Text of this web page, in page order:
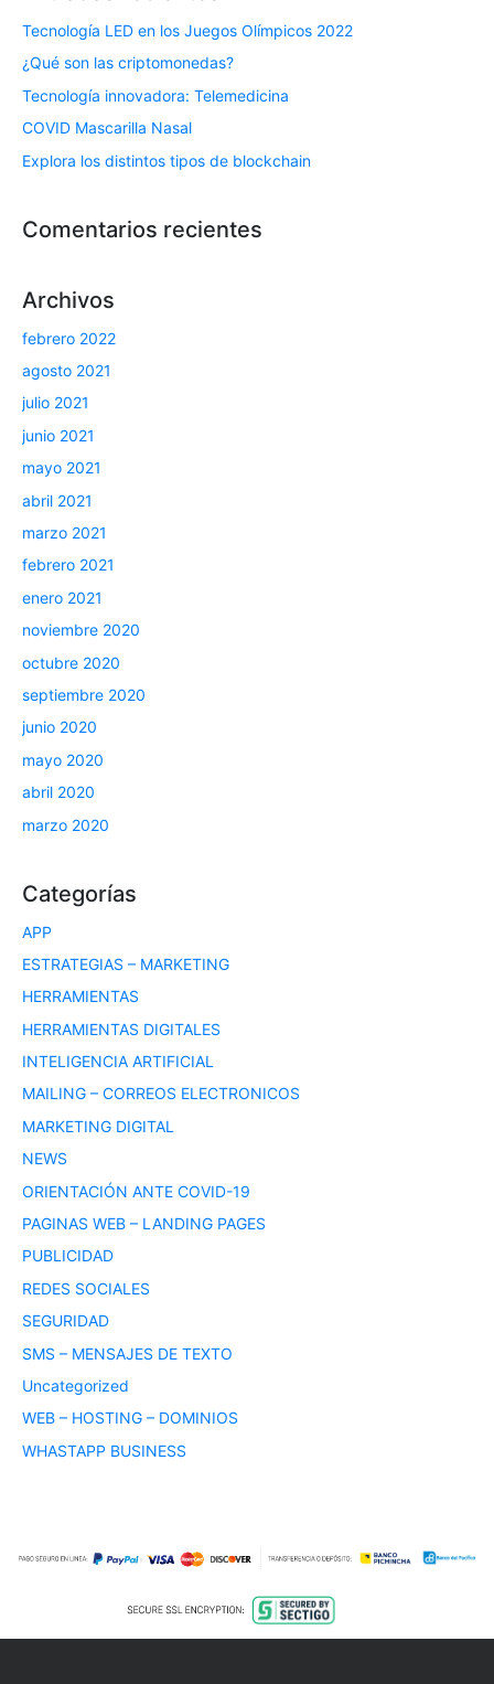
Tecnología LED en los Juegos Olímpicos 2022
¿Qué son las criptomonedas?
Tecnología innovadora: Telemedicina
COVID Mascarilla Nasal
Explora los distintos tipos de blockchain
Comentarios recientes
Archivos
febrero 2022
agosto 2021
julio 2021
junio 2021
mayo 2021
abril 2021
marzo 2021
febrero 2021
enero 2021
noviembre 2020
octubre 2020
septiembre 2020
junio 2020
mayo 2020
abril 2020
marzo 2020
Categorías
APP
ESTRATEGIAS – MARKETING
HERRAMIENTAS
HERRAMIENTAS DIGITALES
INTELIGENCIA ARTIFICIAL
MAILING – CORREOS ELECTRONICOS
MARKETING DIGITAL
NEWS
ORIENTACIÓN ANTE COVID-19
PAGINAS WEB – LANDING PAGES
PUBLICIDAD
REDES SOCIALES
SEGURIDAD
SMS – MENSAJES DE TEXTO
Uncategorized
WEB – HOSTING – DOMINIOS
WHASTAPP BUSINESS